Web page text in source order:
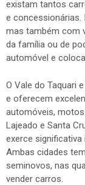
existam tantos
e concessionárias.
mas também com
da família ou de
automóvel e
O Vale do Taquari
e oferecem
automóveis,
Lajeado e Santa
exerce significativa
Ambas cidades
seminovos, nas
vender carros.